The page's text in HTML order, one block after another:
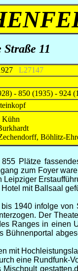
11
L27147
- 850 (1935) - 924
Kühn
Böhlitz-
Plätze
zum Foyer
Leipziger
mit Ballsaal
1940 infolge
Der
Ranges in einen
Bühnenportal
mit
eine Rundfunk-